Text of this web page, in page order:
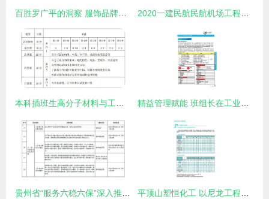
百胜罗广平的洞察 服饰品牌企业的挑战与创新与建筑材料管理的交叉实践 2020一建民航民航机场工程管理与实务教材 建筑材料订货与销售及管理服务
本科插班生高分子材料与工程专业考试大纲 建筑材料订货、销售与管理服务 精益管理赋能 班组长在工业工程与目视化物流中的实践与应用
贵州省“服务六稳六保”深入推进放管服改革 建材订货与销售管理服务新方案 平顶山塑恒化工 以尼龙工程塑料为核心，建筑建材管理服务为翼